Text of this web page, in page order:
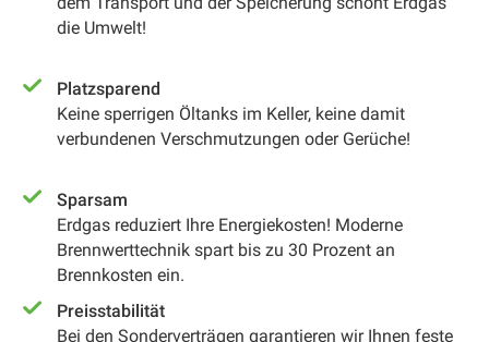
die Umwelt!
Platzsparend
Keine sperrigen Öltanks im Keller, keine damit
verbundenen Verschmutzungen oder Gerüche!
Sparsam
Erdgas reduziert Ihre Energiekosten! Moderne
Brennwerttechnik spart bis zu 30 Prozent an
Brennkosten ein.
Preisstabilität
Bei den Sonderverträgen garantieren wir Ihnen feste